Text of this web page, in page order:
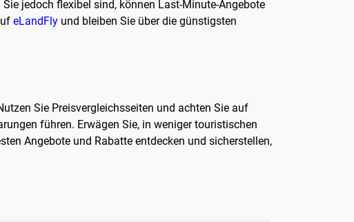
jedoch flexibel sind, können Last-Minute-Angebote
eLandFly und bleiben Sie über die günstigsten
Sie Preisvergleichsseiten und achten Sie auf
führen. Erwägen Sie, in weniger touristischen
Angebote und Rabatte entdecken und sicherstellen,